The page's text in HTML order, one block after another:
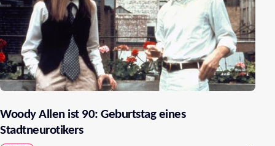
Woody Allen ist 90: Geburtstag eines
Stadtneurotikers